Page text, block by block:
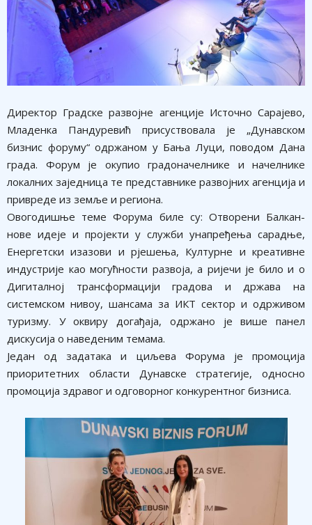
Директор Градске развојне агенције Источно Сарајево,
Младенка Пандуревић присуствовала је „Дунавском
бизнис форуму“ одржаном у Бања Луци, поводом Дана
града. Форум је окупио градоначелнике и начелнике
локалних заједница те представнике развојних агенција и
привреде из земље и региона.
Овогодишње теме Форума биле су: Отворени Балкан-
нове идеје и пројекти у служби унапређења сарадње,
Енергетски изазови и рјешења, Културне и креативне
индустрије као могућности развоја, а ријечи је било и о
Дигиталној трансформацији градова и држава на
системском нивоу, шансама за ИКТ сектор и одрживом
туризму. У оквиру догађаја, одржано је више панел
дискусија о наведеним темама.
Један од задатака и циљева Форума је промоција
приоритетних области Дунавске стратегије, односно
промоција здравог и одговорног конкурентног бизниса.